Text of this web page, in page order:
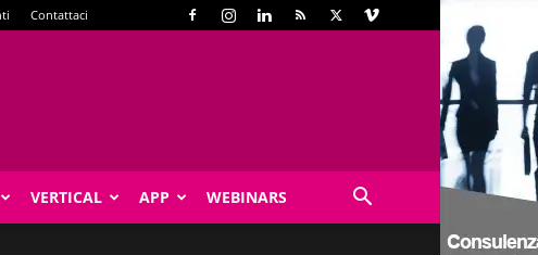
Contattaci
VERTICAL APP WEBINARS